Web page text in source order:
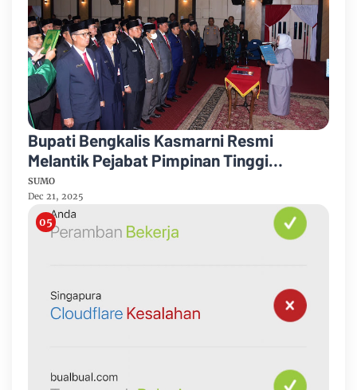
Bupati Bengkalis Kasmarni Resmi
Melantik Pejabat Pimpinan Tinggi
Pratama
SUMO
Dec 21, 2025